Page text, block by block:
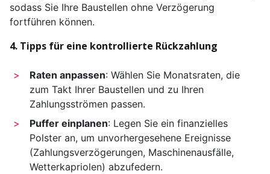
sodass Sie Ihre Baustellen ohne Verzögerung
fortführen können.
4. Tipps für eine kontrollierte Rückzahlung
Raten anpassen: Wählen Sie Monatsraten, die
zum Takt Ihrer Baustellen und zu Ihren
Zahlungsströmen passen.
Puffer einplanen: Legen Sie ein finanzielles
Polster an, um unvorhergesehene Ereignisse
(Zahlungsverzögerungen, Maschinenausfälle,
Wetterkapriolen) abzufedern.